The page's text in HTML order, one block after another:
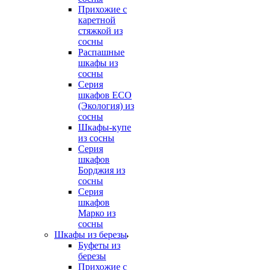
Прихожие с
каретной
стяжкой из
сосны
Распашные
шкафы из
сосны
Серия
шкафов ECO
(Экология) из
сосны
Шкафы-купе
из сосны
Серия
шкафов
Борджия из
сосны
Серия
шкафов
Марко из
сосны
Шкафы из березы
Буфеты из
березы
Прихожие с